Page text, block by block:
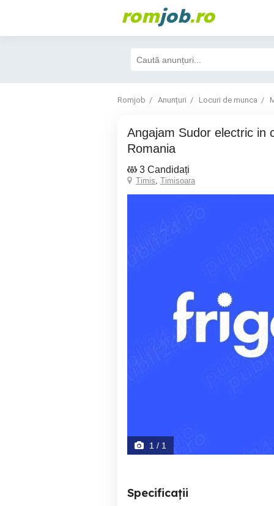
romjob.ro
Romjob Anunțuri Locuri de munca
Angajam Sudor electric in cadrul Frigoglass
Romania
3 Candidați
Timis, Timisoara
1 / 1
Specificații